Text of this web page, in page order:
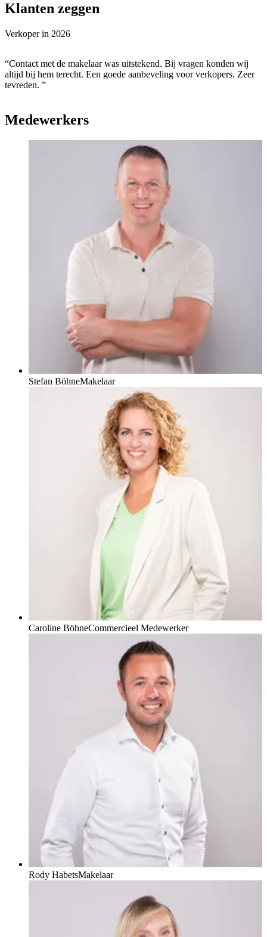
Klanten zeggen
Verkoper in 2026
“Contact met de makelaar was uitstekend. Bij vragen konden wij
altijd bij hem terecht. Een goede aanbeveling voor verkopers. Zeer
tevreden. ”
Medewerkers
Stefan BöhneMakelaar
Caroline BöhneCommercieel Medewerker
Rody HabetsMakelaar